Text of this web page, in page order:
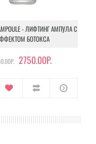
- ЛИФТИНГ АМПУЛА С
БОТОКСА
2750.00Р.